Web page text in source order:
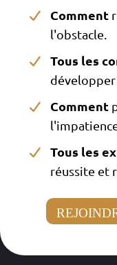
Comment
l'obstacle.
Tous les
développer
Comment
Tous les
réussite et